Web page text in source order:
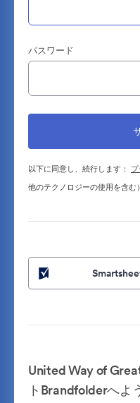
パスワード
以下に同意し、続行します：
他のテクノロジーの使用を含む
United Way of
トBrandfolderへよ